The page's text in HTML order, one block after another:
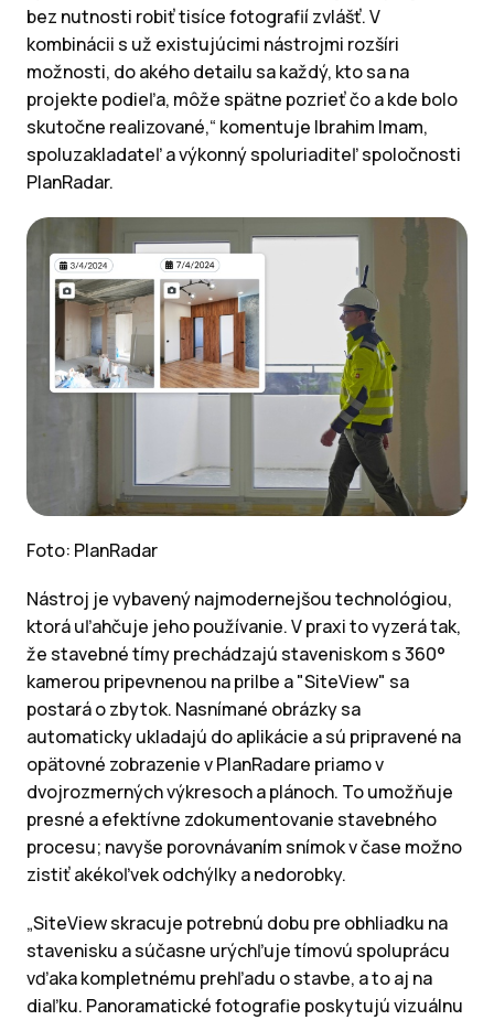
bez nutnosti robiť tisíce fotografií zvlášť. V
kombinácii s už existujúcimi nástrojmi rozšíri
možnosti, do akého detailu sa každý, kto sa na
projekte podieľa, môže spätne pozrieť čo a kde bolo
skutočne realizované,“ komentuje Ibrahim Imam,
spoluzakladateľ a výkonný spoluriaditeľ spoločnosti
PlanRadar.
Foto: PlanRadar
Nástroj je vybavený najmodernejšou technológiou,
ktorá uľahčuje jeho používanie. V praxi to vyzerá tak,
že stavebné tímy prechádzajú staveniskom s 360°
kamerou pripevnenou na prilbe a "SiteView" sa
postará o zbytok. Nasnímané obrázky sa
automaticky ukladajú do aplikácie a sú pripravené na
opätovné zobrazenie v PlanRadare priamo v
dvojrozmerných výkresoch a plánoch. To umožňuje
presné a efektívne zdokumentovanie stavebného
procesu; navyše porovnávaním snímok v čase možno
zistiť akékoľvek odchýlky a nedorobky.
„SiteView skracuje potrebnú dobu pre obhliadku na
stavenisku a súčasne urýchľuje tímovú spoluprácu
vďaka kompletnému prehľadu o stavbe, a to aj na
diaľku. Panoramatické fotografie poskytujú vizuálnu